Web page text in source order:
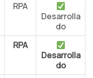
RPA
Desarrolla
do
RPA
Desarrolla
do